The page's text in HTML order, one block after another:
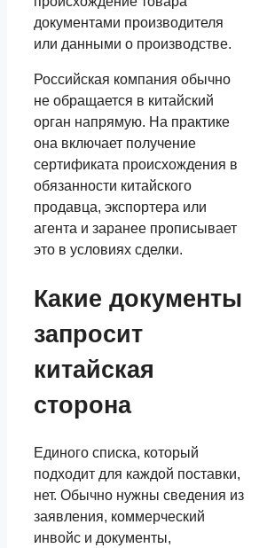
документами производителя
или данными о производстве.
Российская компания обычно
не обращается в китайский
орган напрямую. На практике
она включает получение
сертификата происхождения в
обязанности китайского
продавца, экспортера или
агента и заранее прописывает
это в условиях сделки.
Какие документы
запросит
китайская
сторона
Единого списка, который
подходит для каждой поставки,
нет. Обычно нужны сведения из
заявления, коммерческий
инвойс и документы,